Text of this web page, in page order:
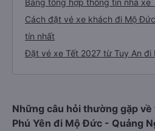
Bảng tổng hợp thông tin nhà xe
Cách đặt vé xe khách đi Mộ
tín nhất
Đặt vé xe Tết 2027 từ Tuy An đi
Những câu hỏi thường gặp
Phú Yên đi Mộ Đức - Quảng